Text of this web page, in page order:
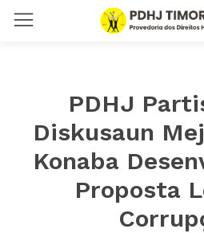
PDHJ
Diskusaun
Konaba
Proposta